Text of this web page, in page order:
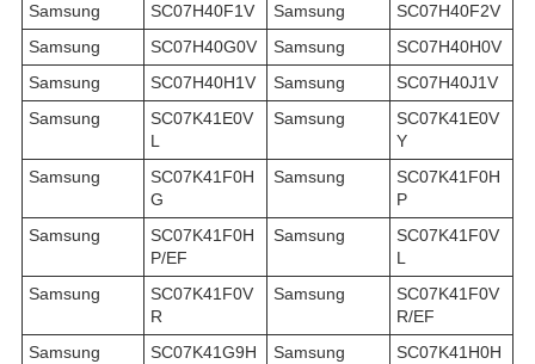
Samsung
SC07H40F1V Samsung
SC07H40F2V
Samsung
SC07H40G0V Samsung
SC07H40H0V
Samsung
SC07H40H1V Samsung
SC07H40J1V
Samsung
SC07K41E0V
L
Samsung
SC07K41E0V
Y
Samsung
SC07K41F0H
G
Samsung
SC07K41F0H
P
Samsung
SC07K41F0H
P/EF
Samsung
SC07K41F0V
L
Samsung
SC07K41F0V
R
Samsung
SC07K41F0V
R/EF
Samsung
SC07K41G9H
Samsung
SC07K41H0H